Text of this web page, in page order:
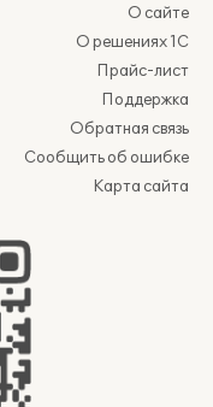
О сайте
О решениях 1С
Прайс-лист
Поддержка
Обратная связь
Сообщить об ошибке
Карта сайта